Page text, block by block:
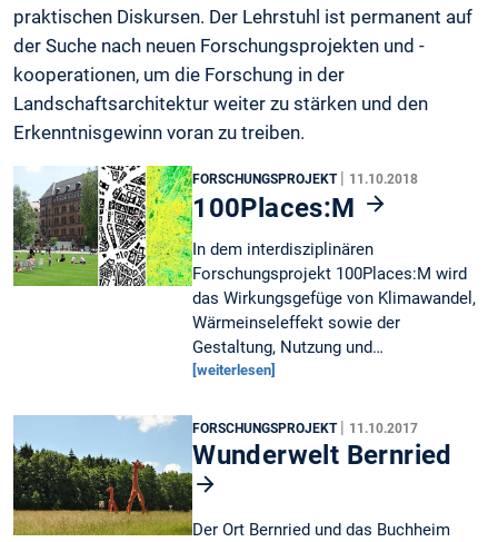
praktischen Diskursen. Der Lehrstuhl ist permanent auf
der Suche nach neuen Forschungsprojekten und -
kooperationen, um die Forschung in der
Landschaftsarchitektur weiter zu stärken und den
Erkenntnisgewinn voran zu treiben.
FORSCHUNGSPROJEKT | 11.10.2018
100Places:M
In dem interdisziplinären
Forschungsprojekt 100Places:M wird
das Wirkungsgefüge von Klimawandel,
Wärmeinseleffekt sowie der
Gestaltung, Nutzung und…
[weiterlesen]
FORSCHUNGSPROJEKT 11.10.2017
Wunderwelt Bernried
Der Ort Bernried und das Buchheim